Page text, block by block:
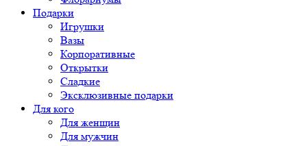
Подарки
Игрушки
Вазы
Корпоративные
Открытки
Сладкие
Эксклюзивные подарки
Для кого
Для женщин
Для мужчин